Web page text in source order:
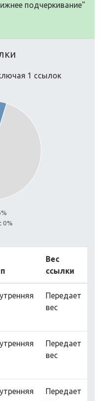
подчеркивание"
1 ссылок
0%
Вес
ссылки
Передает
вес
Передает
вес
Передает